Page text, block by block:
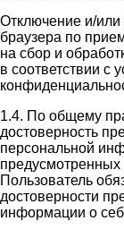
Отключение и/или
браузера по
на сбор и
в соответствии с
1.4. По общему
достоверность
персональной
Пользователь
достоверности
информации о